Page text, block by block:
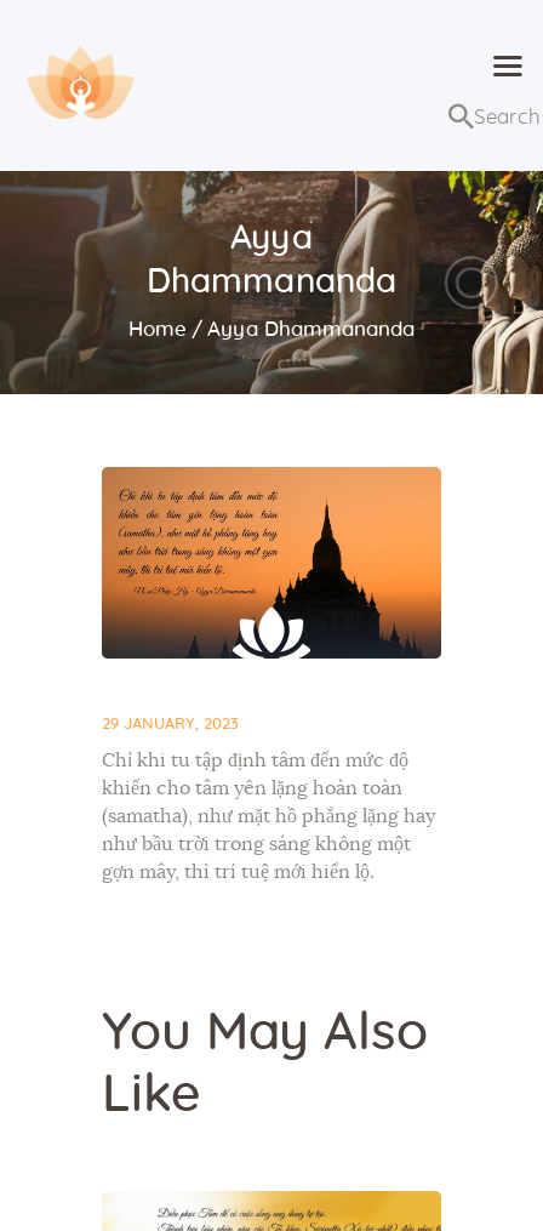
Ayya
Dhammananda
Home Ayya Dhammananda
Trang chủ
Bài giảng
Lớp học và sự kiện
Về Dhammaduta
29 JANUARY, 2023
Chỉ khi tu tập định tâm đến mức độ
khiến cho tâm yên lặng hoàn toàn
(samatha), như mặt hồ phẳng lặng hay
như bầu trời trong sáng không một
gợn mây, thì trí tuệ mới hiển lộ.
You May Also
Like